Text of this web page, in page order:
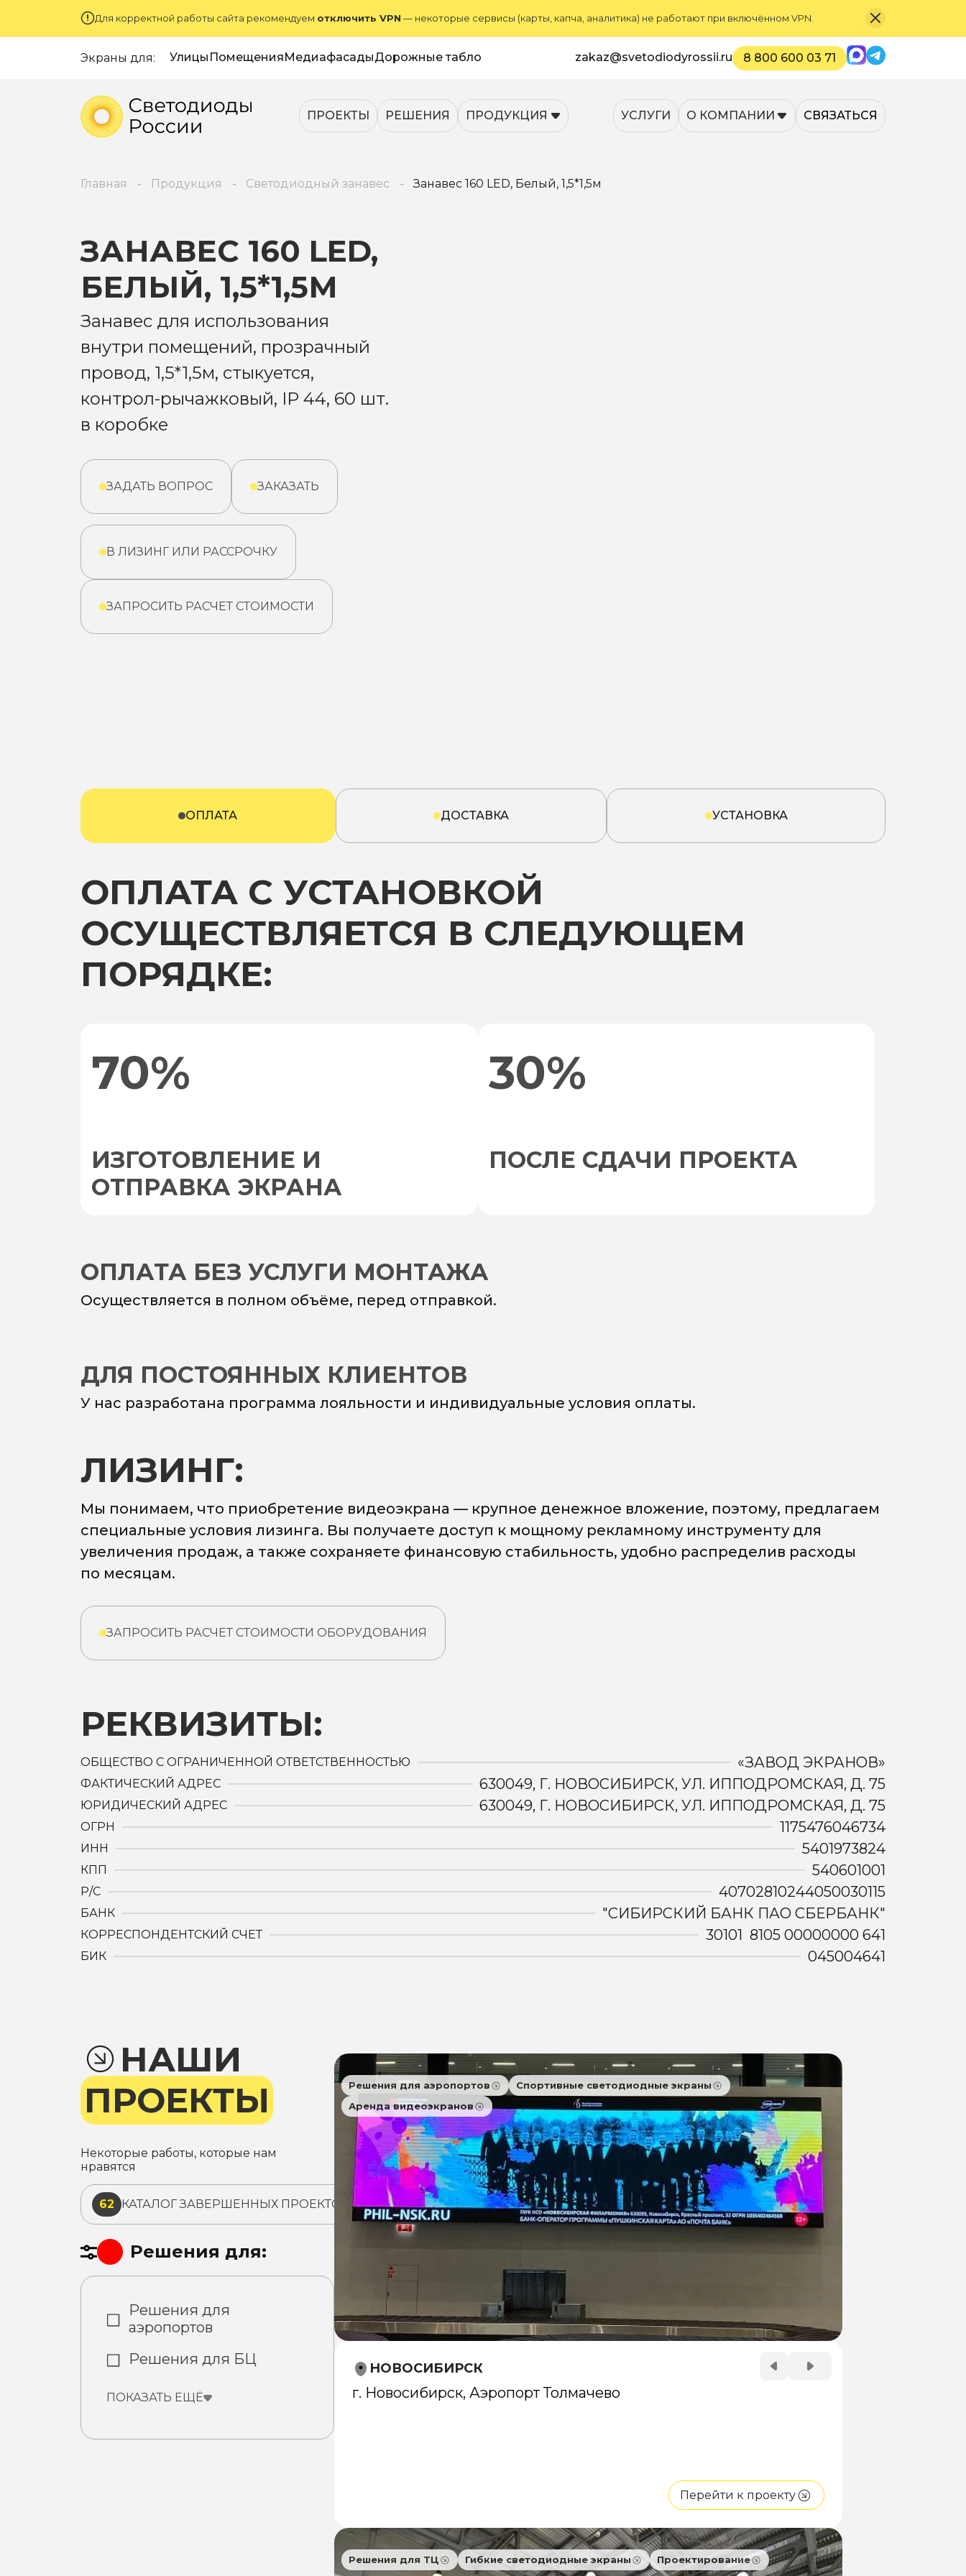
Для корректной работы сайта рекомендуем отключить VPN — некоторые сервисы (карты, капча, аналитика) не работают при включённом VPN.
Экраны для: Улицы ПомещенияМедиафасадыДорожные табло zakaz@svetodiodyrossii.ru 8 800 600 03 71 MaxTelegram
ПРОЕКТЫ РЕШЕНИЯ ПРОДУКЦИЯ УСЛУГИ О КОМПАНИИ СВЯЗАТЬСЯ
Главная Продукция Светодиодный занавес Занавес 160 LED, Белый, 1,5*1,5м
ЗАНАВЕС 160 LED,
БЕЛЫЙ, 1,5*1,5М
Занавес для использования
внутри помещений, прозрачный
провод, 1,5*1,5м, стыкуется,
контрол-рычажковый, IP 44, 60 шт.
в коробке
ЗАДАТЬ ВОПРОС ЗАКАЗАТЬ
В ЛИЗИНГ ИЛИ РАССРОЧКУ
ЗАПРОСИТЬ РАСЧЕТ СТОИМОСТИ
ОПЛАТА ДОСТАВКА УСТАНОВКА
ОПЛАТА С УСТАНОВКОЙ
ОСУЩЕСТВЛЯЕТСЯ В СЛЕДУЮЩЕМ
ПОРЯДКЕ:
70%
ИЗГОТОВЛЕНИЕ И
ОТПРАВКА ЭКРАНА
30%
ПОСЛЕ СДАЧИ ПРОЕКТА
ОПЛАТА БЕЗ УСЛУГИ МОНТАЖА
Осуществляется в полном объёме, перед отправкой.
ДЛЯ ПОСТОЯННЫХ КЛИЕНТОВ
У нас разработана программа лояльности и индивидуальные условия оплаты.
ЛИЗИНГ:
Мы понимаем, что приобретение видеоэкрана — крупное денежное вложение, поэтому, предлагаем
специальные условия лизинга. Вы получаете доступ к мощному рекламному инструменту для
увеличения продаж, а также сохраняете финансовую стабильность, удобно распределив расходы
по месяцам.
ЗАПРОСИТЬ РАСЧЕТ СТОИМОСТИ ОБОРУДОВАНИЯ
РЕКВИЗИТЫ:
ОБЩЕСТВО С ОГРАНИЧЕННОЙ ОТВЕТСТВЕННОСТЬЮ «ЗАВОД ЭКРАНОВ»
ФАКТИЧЕСКИЙ АДРЕС 630049, Г. НОВОСИБИРСК, УЛ. ИППОДРОМСКАЯ, Д. 75
ЮРИДИЧЕСКИЙ АДРЕС 630049, Г. НОВОСИБИРСК, УЛ. ИППОДРОМСКАЯ, Д. 75
ОГРН 1175476046734
ИНН 5401973824
КПП 540601001
Р/С 40702810244050030115
БАНК "СИБИРСКИЙ БАНК ПАО СБЕРБАНК"
КОРРЕСПОНДЕНТСКИЙ СЧЕТ 30101 8105 00000000 641
БИК 045004641
НАШИ
ПРОЕКТЫ
Некоторые работы, которые нам
нравятся
62 КАТАЛОГ ЗАВЕРШЕННЫХ ПРОЕКТОВ
Решения для:
Решения для
аэропортов
Решения для БЦ
ПОКАЗАТЬ ЕЩЁ
Решения для аэропортов
Спортивные светодиодные экраны
Аренда видеоэкранов
НОВОСИБИРСК
г. Новосибирск, Аэропорт Толмачево
Перейти к проекту
Решения для ТЦ Гибкие светодиодные экраны Проектирование